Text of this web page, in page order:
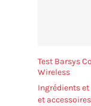
Test Barsys
Wireless
Ingrédients
et